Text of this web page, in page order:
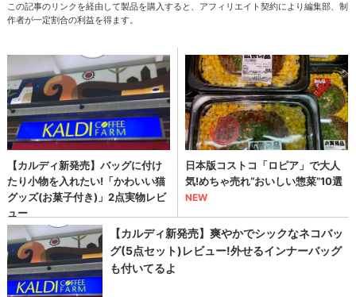
この記事のリンクを経由して製品を購入すると、アフィリエイト契約により編集部、制
作者が一定割合の利益を得ます。